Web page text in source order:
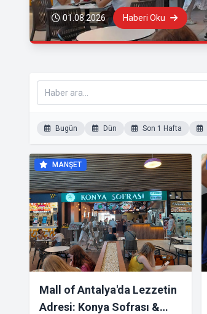
01.08.2026 Haberi Oku
Bugün Dün Son 1 Hafta
MANŞET
Mall of Antalya'da Lezzetin
Adresi: Konya Sofrası &